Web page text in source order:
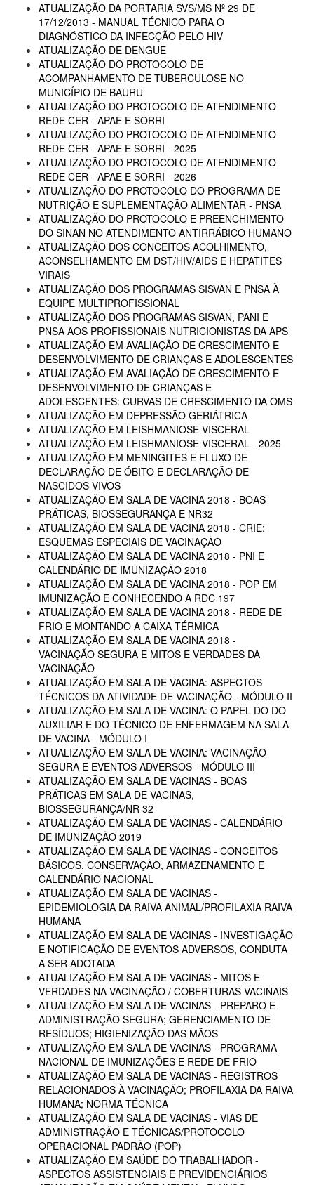
ATUALIZAÇÃO DA PORTARIA SVS/MS Nº 29 DE
17/12/2013 - MANUAL TÉCNICO PARA O
DIAGNÓSTICO DA INFECÇÃO PELO HIV
ATUALIZAÇÃO DE DENGUE
ATUALIZAÇÃO DO PROTOCOLO DE
ACOMPANHAMENTO DE TUBERCULOSE NO
MUNICÍPIO DE BAURU
ATUALIZAÇÃO DO PROTOCOLO DE ATENDIMENTO
REDE CER - APAE E SORRI
ATUALIZAÇÃO DO PROTOCOLO DE ATENDIMENTO
REDE CER - APAE E SORRI - 2025
ATUALIZAÇÃO DO PROTOCOLO DE ATENDIMENTO
REDE CER - APAE E SORRI - 2026
ATUALIZAÇÃO DO PROTOCOLO DO PROGRAMA DE
NUTRIÇÃO E SUPLEMENTAÇÃO ALIMENTAR - PNSA
ATUALIZAÇÃO DO PROTOCOLO E PREENCHIMENTO
DO SINAN NO ATENDIMENTO ANTIRRÁBICO HUMANO
ATUALIZAÇÃO DOS CONCEITOS ACOLHIMENTO,
ACONSELHAMENTO EM DST/HIV/AIDS E HEPATITES
VIRAIS
ATUALIZAÇÃO DOS PROGRAMAS SISVAN E PNSA À
EQUIPE MULTIPROFISSIONAL
ATUALIZAÇÃO DOS PROGRAMAS SISVAN, PANI E
PNSA AOS PROFISSIONAIS NUTRICIONISTAS DA APS
ATUALIZAÇÃO EM AVALIAÇÃO DE CRESCIMENTO E
DESENVOLVIMENTO DE CRIANÇAS E ADOLESCENTES
ATUALIZAÇÃO EM AVALIAÇÃO DE CRESCIMENTO E
DESENVOLVIMENTO DE CRIANÇAS E
ADOLESCENTES: CURVAS DE CRESCIMENTO DA OMS
ATUALIZAÇÃO EM DEPRESSÃO GERIÁTRICA
ATUALIZAÇÃO EM LEISHMANIOSE VISCERAL
ATUALIZAÇÃO EM LEISHMANIOSE VISCERAL - 2025
ATUALIZAÇÃO EM MENINGITES E FLUXO DE
DECLARAÇÃO DE ÓBITO E DECLARAÇÃO DE
NASCIDOS VIVOS
ATUALIZAÇÃO EM SALA DE VACINA 2018 - BOAS
PRÁTICAS, BIOSSEGURANÇA E NR32
ATUALIZAÇÃO EM SALA DE VACINA 2018 - CRIE:
ESQUEMAS ESPECIAIS DE VACINAÇÃO
ATUALIZAÇÃO EM SALA DE VACINA 2018 - PNI E
CALENDÁRIO DE IMUNIZAÇÃO 2018
ATUALIZAÇÃO EM SALA DE VACINA 2018 - POP EM
IMUNIZAÇÃO E CONHECENDO A RDC 197
ATUALIZAÇÃO EM SALA DE VACINA 2018 - REDE DE
FRIO E MONTANDO A CAIXA TÉRMICA
ATUALIZAÇÃO EM SALA DE VACINA 2018 -
VACINAÇÃO SEGURA E MITOS E VERDADES DA
VACINAÇÃO
ATUALIZAÇÃO EM SALA DE VACINA: ASPECTOS
TÉCNICOS DA ATIVIDADE DE VACINAÇÃO - MÓDULO II
ATUALIZAÇÃO EM SALA DE VACINA: O PAPEL DO DO
AUXILIAR E DO TÉCNICO DE ENFERMAGEM NA SALA
DE VACINA - MÓDULO I
ATUALIZAÇÃO EM SALA DE VACINA: VACINAÇÃO
SEGURA E EVENTOS ADVERSOS - MÓDULO III
ATUALIZAÇÃO EM SALA DE VACINAS - BOAS
PRÁTICAS EM SALA DE VACINAS,
BIOSSEGURANÇA/NR 32
ATUALIZAÇÃO EM SALA DE VACINAS - CALENDÁRIO
DE IMUNIZAÇÃO 2019
ATUALIZAÇÃO EM SALA DE VACINAS - CONCEITOS
BÁSICOS, CONSERVAÇÃO, ARMAZENAMENTO E
CALENDÁRIO NACIONAL
ATUALIZAÇÃO EM SALA DE VACINAS -
EPIDEMIOLOGIA DA RAIVA ANIMAL/PROFILAXIA RAIVA
HUMANA
ATUALIZAÇÃO EM SALA DE VACINAS - INVESTIGAÇÃO
E NOTIFICAÇÃO DE EVENTOS ADVERSOS, CONDUTA
A SER ADOTADA
ATUALIZAÇÃO EM SALA DE VACINAS - MITOS E
VERDADES NA VACINAÇÃO / COBERTURAS VACINAIS
ATUALIZAÇÃO EM SALA DE VACINAS - PREPARO E
ADMINISTRAÇÃO SEGURA; GERENCIAMENTO DE
RESÍDUOS; HIGIENIZAÇÃO DAS MÃOS
ATUALIZAÇÃO EM SALA DE VACINAS - PROGRAMA
NACIONAL DE IMUNIZAÇÕES E REDE DE FRIO
ATUALIZAÇÃO EM SALA DE VACINAS - REGISTROS
RELACIONADOS À VACINAÇÃO; PROFILAXIA DA RAIVA
HUMANA; NORMA TÉCNICA
ATUALIZAÇÃO EM SALA DE VACINAS - VIAS DE
ADMINISTRAÇÃO E TÉCNICAS/PROTOCOLO
OPERACIONAL PADRÃO (POP)
ATUALIZAÇÃO EM SAÚDE DO TRABALHADOR -
ASPECTOS ASSISTENCIAIS E PREVIDENCIÁRIOS